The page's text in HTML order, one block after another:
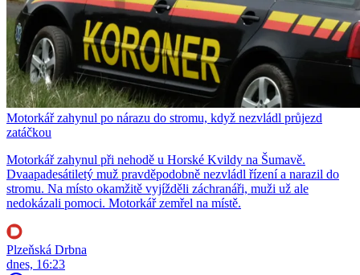
Motorkář zahynul po nárazu do stromu, když nezvládl průjezd
zatáčkou
Motorkář zahynul při nehodě u Horské Kvildy na Šumavě.
Dvaapadesátiletý muž pravděpodobně nezvládl řízení a narazil do
stromu. Na místo okamžitě vyjížděli záchranáři, muži už ale
nedokázali pomoci. Motorkář zemřel na místě.
Plzeňská Drbna
dnes, 16:23